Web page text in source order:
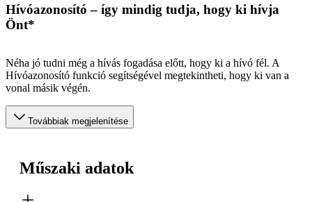
Hívóazonosító – így mindig tudja, hogy ki hívja
Önt*
Néha jó tudni még a hívás fogadása előtt, hogy ki a hívó fél. A
Hívóazonosító funkció segítségével megtekintheti, hogy ki van a
vonal másik végén.
Továbbiak megjelenítése
Műszaki adatok